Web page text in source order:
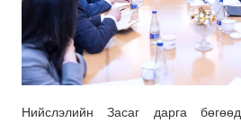
Нийслэлийн Засаг дарга